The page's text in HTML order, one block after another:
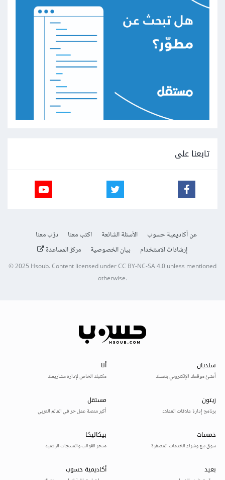
تابعنا على
عن أكاديمية حسوب الأسئلة الشائعة اكتب معنا
درّب معنا
إرشادات الاستخدام
بيان الخصوصية مركز المساعدة
© 2025Hsoub.Content licensed underCC BY-NC-SA 4.0unless mentioned
otherwise.